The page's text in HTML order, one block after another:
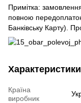
Примітка:
повною
Банківську Карту).
Характеристики
Країна
виробник